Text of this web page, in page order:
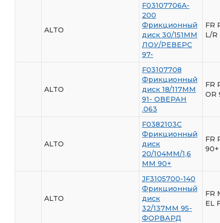
ALTO
F03107706A-
200
Фрикционный
диск 30/151ММ
ЛОУ/РЕВЕРС
97-
FR
L/R
ALTO
F03107708
Фрикционный
диск 18/117ММ
91- ОВЕРАН
.063
FR
OR
ALTO
F0382103C
Фрикционный
диск
20/104ММ/1,6
ММ 90+
FR
90+
ALTO
JF3105700-140
Фрикционный
диск
32/137ММ 95-
ФОРВАРД
FR
EL